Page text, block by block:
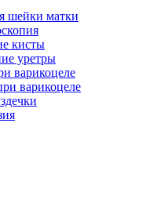
шейки матки
кисты
уретры
варикоцеле
варикоцеле